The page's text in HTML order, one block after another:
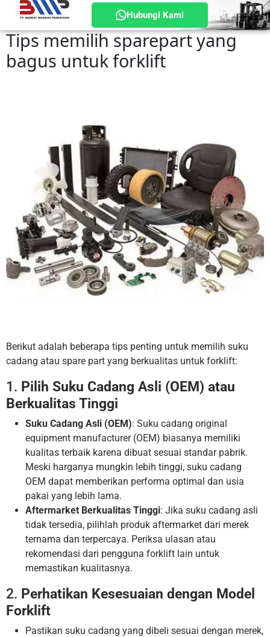
Hubungi Kami
Tips memilih sparepart yang
bagus untuk forklift
Berikut adalah beberapa tips penting untuk memilih suku
cadang atau spare part yang berkualitas untuk forklift:
1. Pilih Suku Cadang Asli (OEM) atau
Berkualitas Tinggi
Suku Cadang Asli (OEM): Suku cadang original
equipment manufacturer (OEM) biasanya memiliki
kualitas terbaik karena dibuat sesuai standar pabrik.
Meski harganya mungkin lebih tinggi, suku cadang
OEM dapat memberikan performa optimal dan usia
pakai yang lebih lama.
Aftermarket Berkualitas Tinggi: Jika suku cadang asli
tidak tersedia, pilihlah produk aftermarket dari merek
ternama dan terpercaya. Periksa ulasan atau
rekomendasi dari pengguna forklift lain untuk
memastikan kualitasnya.
2. Perhatikan Kesesuaian dengan Model
Forklift
Pastikan suku cadang yang dibeli sesuai dengan merek,